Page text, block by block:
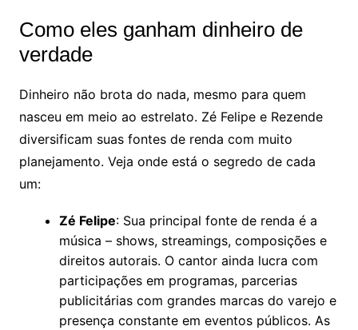
Como eles ganham dinheiro de
verdade
Dinheiro não brota do nada, mesmo para quem
nasceu em meio ao estrelato. Zé Felipe e Rezende
diversificam suas fontes de renda com muito
planejamento. Veja onde está o segredo de cada
um:
Zé Felipe: Sua principal fonte de renda é a
música – shows, streamings, composições e
direitos autorais. O cantor ainda lucra com
participações em programas, parcerias
publicitárias com grandes marcas do varejo e
presença constante em eventos públicos. As